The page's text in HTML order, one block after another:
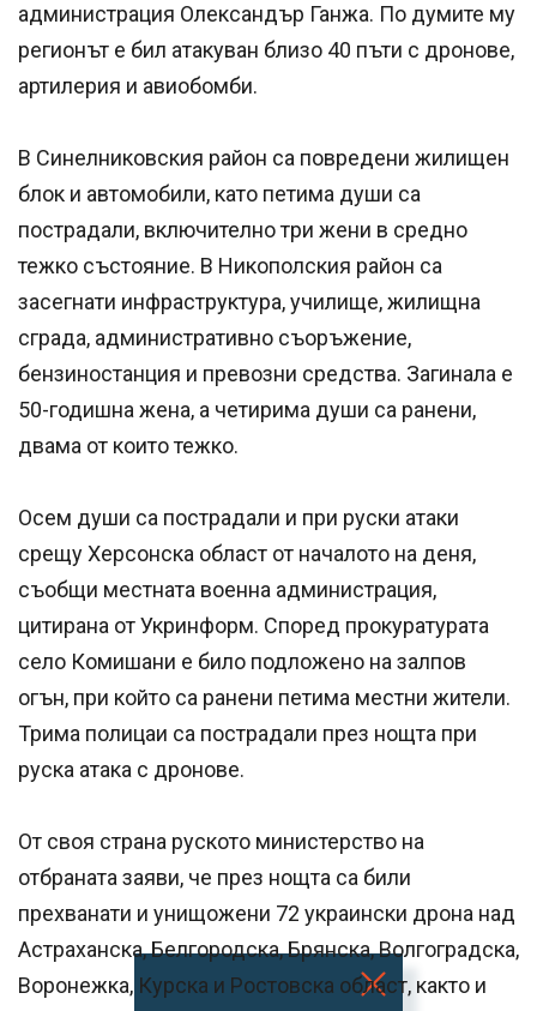
администрация Олександър Ганжа. По думите му
регионът е бил атакуван близо 40 пъти с дронове,
артилерия и авиобомби.
В Синелниковския район са повредени жилищен
блок и автомобили, като петима души са
пострадали, включително три жени в средно
тежко състояние. В Никополския район са
засегнати инфраструктура, училище, жилищна
сграда, административно съоръжение,
бензиностанция и превозни средства. Загинала е
50-годишна жена, а четирима души са ранени,
двама от които тежко.
Осем души са пострадали и при руски атаки
срещу Херсонска област от началото на деня,
съобщи местната военна администрация,
цитирана от Укринформ. Според прокуратурата
село Комишани е било подложено на залпов
огън, при който са ранени петима местни жители.
Трима полицаи са пострадали през нощта при
руска атака с дронове.
От своя страна руското министерство на
отбраната заяви, че през нощта са били
прехванати и унищожени 72 украински дрона над
Астраханска, Белгородска, Брянска, Волгоградска,
Воронежка, Курска и Ростовска област, както и